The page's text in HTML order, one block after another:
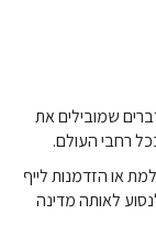
שמובילים את
רחבי העולם.
או הזדמנות לייף
לאותה מדינה